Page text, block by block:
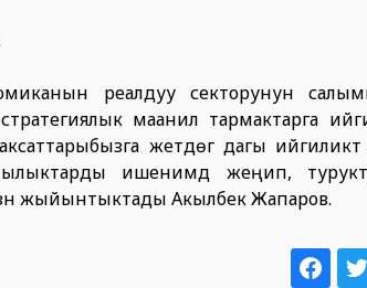
реалдуу секторунун
маанилүү тармактарга
жетүүдөгү дагы
ишенимдүү жеңип,
жыйынтыктады Акылбек Жапаров.